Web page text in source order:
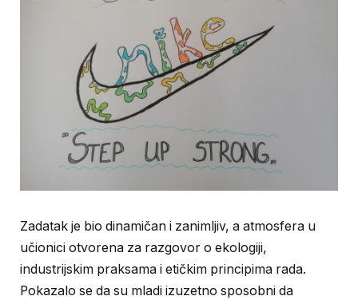
Zadatak je bio dinamičan i zanimljiv, a atmosfera u
učionici otvorena za razgovor o ekologiji,
industrijskim praksama i etičkim principima rada.
Pokazalo se da su mladi izuzetno sposobni da